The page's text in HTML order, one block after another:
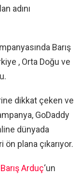
adını
Barış
, Orta Doğu ve
dikkat çeken ve
GoDaddy
dünyada
plana çıkarıyor.
Barış Arduç‘un